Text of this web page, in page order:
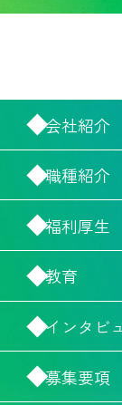
会社紹介
職種紹介
福利厚生
教育
インタビ
募集要項